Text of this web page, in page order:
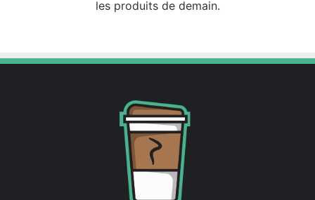
les produits de demain.